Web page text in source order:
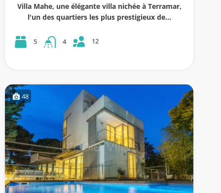
Villa Mahe, une élégante villa nichée à Terramar,
l'un des quartiers les plus prestigieux de…
5 4 12
48